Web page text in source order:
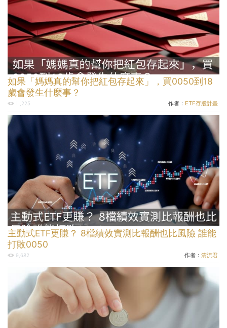
如果「媽媽真的幫你把紅包存起來」，買0050到18
歲會發生什麼事？
11,225 作者： ETF存股計畫
主動式ETF更賺？ 8檔績效實測比報酬也比風險 誰能
打敗0050
9,682 作者： 清流君